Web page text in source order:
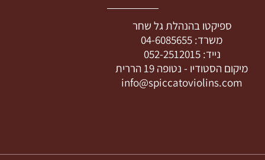
ספיקטו בהנהלת גל שחר
משרד: 04-6085655
נייד:052-2512015
מיקום הסטודיו - נטופה 19 הררית
info@spiccatoviolins.com